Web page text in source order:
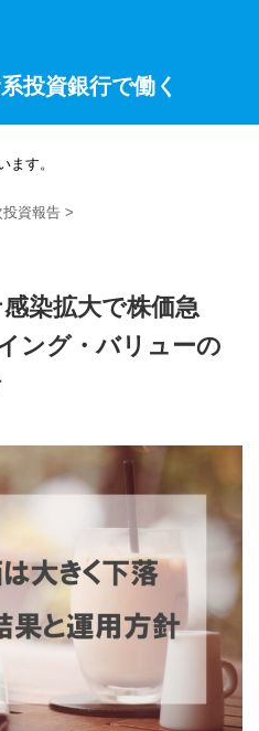
投資銀行で働く
ます。
投資報告 >
染拡大で株価急
ング・バリューの